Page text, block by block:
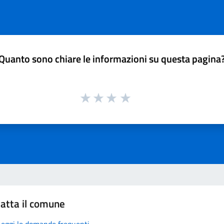
sono chiare le informazioni su questa
il comune